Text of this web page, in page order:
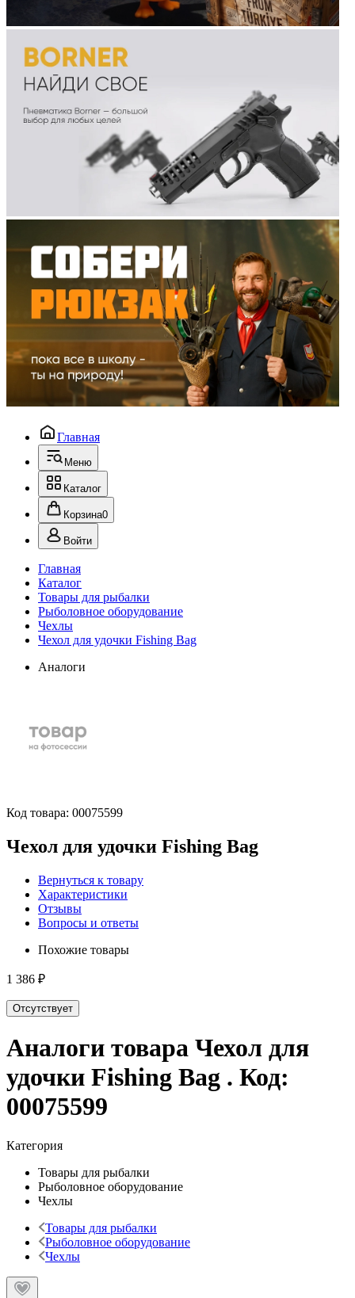
Главная
Меню
Каталог
Корзина0
Войти
Главная
Каталог
Товары для рыбалки
Рыболовное оборудование
Чехлы
Чехол для удочки Fishing Bag
Аналоги
Код товара: 00075599
Чехол для удочки Fishing Bag
Вернуться к товару
Характеристики
Отзывы
Вопросы и ответы
Похожие товары
1 386 ₽
Отсутствует
Аналоги товара Чехол для
удочки Fishing Bag . Код:
00075599
Категория
Товары для рыбалки
Рыболовное оборудование
Чехлы
Товары для рыбалки
Рыболовное оборудование
Чехлы